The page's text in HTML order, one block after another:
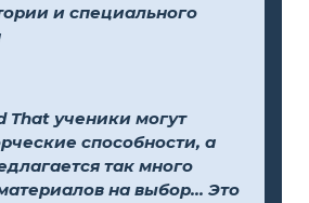
и специального
That ученики могут
способности, а
так много
на выбор... Это